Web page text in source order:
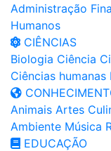
Administração
Humanos
CIÊNCIAS
Biologia Ciência
Ciências humanas
Animais Artes
Ambiente Música
EDUCAÇÃO